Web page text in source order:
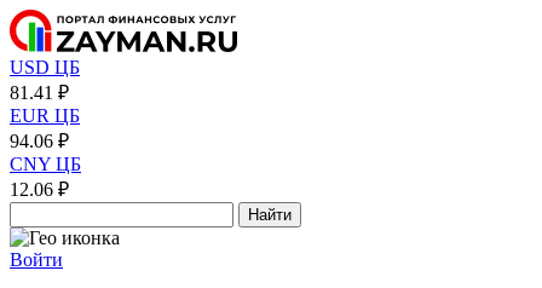
USD ЦБ
81.41 ₽
EUR ЦБ
94.06 ₽
CNY ЦБ
12.06 ₽
Найти
Войти